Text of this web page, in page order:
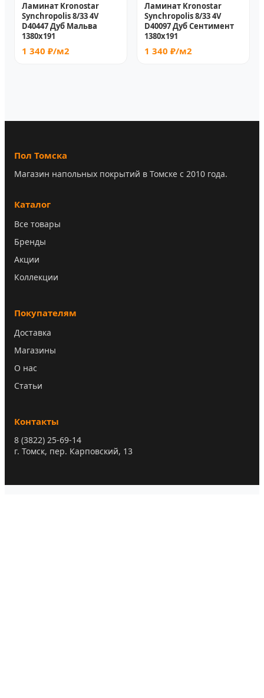
Ламинат Kronostar
Synchropolis 8/33 4V
D40447 Дуб Мальва
1380x191
1 340 ₽/м2
Ламинат Kronostar
Synchropolis 8/33 4V
D40097 Дуб Сентимент
1380x191
1 340 ₽/м2
Пол Томска
Магазин напольных покрытий в Томске с 2010 года.
Каталог
Все товары
Бренды
Акции
Коллекции
Покупателям
Доставка
Магазины
О нас
Статьи
Контакты
8 (3822) 25-69-14
г. Томск, пер. Карповский, 13